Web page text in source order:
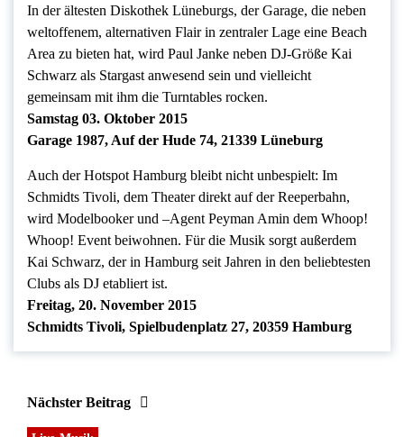
In der ältesten Diskothek Lüneburgs, der Garage, die neben
weltoffenem, alternativen Flair in zentraler Lage eine Beach
Area zu bieten hat, wird Paul Janke neben DJ-Größe Kai
Schwarz als Stargast anwesend sein und vielleicht
gemeinsam mit ihm die Turntables rocken.
Samstag 03. Oktober 2015
Garage 1987, Auf der Hude 74, 21339 Lüneburg
Auch der Hotspot Hamburg bleibt nicht unbespielt: Im
Schmidts Tivoli, dem Theater direkt auf der Reeperbahn,
wird Modelbooker und –Agent Peyman Amin dem Whoop!
Whoop! Event beiwohnen. Für die Musik sorgt außerdem
Kai Schwarz, der in Hamburg seit Jahren in den beliebtesten
Clubs als DJ etabliert ist.
Freitag, 20. November 2015
Schmidts Tivoli, Spielbudenplatz 27, 20359 Hamburg
Nächster Beitrag